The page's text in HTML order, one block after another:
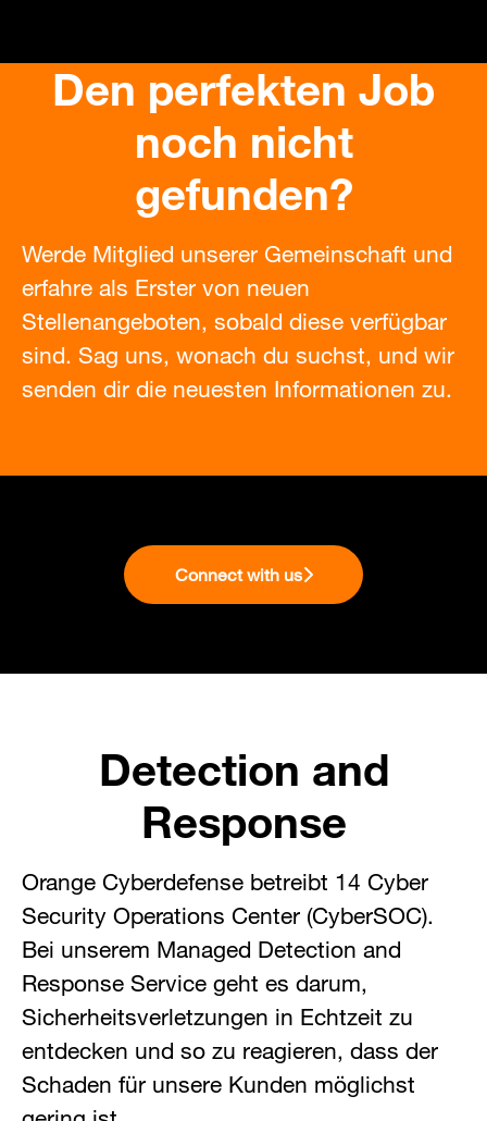
Den perfekten Job
noch nicht
gefunden?
Werde Mitglied unserer Gemeinschaft und
erfahre als Erster von neuen
Stellenangeboten, sobald diese verfügbar
sind. Sag uns, wonach du suchst, und wir
senden dir die neuesten Informationen zu.
Connect with us
Detection and
Response
Orange Cyberdefense betreibt 14 Cyber
Security Operations Center (CyberSOC).
Bei unserem Managed Detection and
Response Service geht es darum,
Sicherheitsverletzungen in Echtzeit zu
entdecken und so zu reagieren, dass der
Schaden für unsere Kunden möglichst